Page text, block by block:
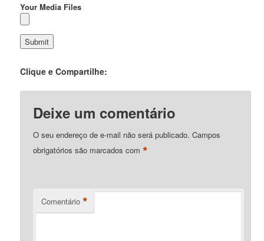
Your Media Files
Clique e Compartilhe:
Deixe um comentário
O seu endereço de e-mail não será publicado. Campos
obrigatórios são marcados com*
Comentário *